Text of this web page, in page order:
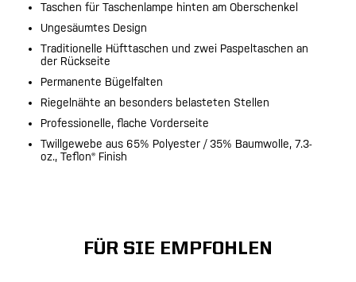
Taschen für Taschenlampe hinten am Oberschenkel
Ungesäumtes Design
Traditionelle Hüfttaschen und zwei Paspeltaschen an
der Rückseite
Permanente Bügelfalten
Riegelnähte an besonders belasteten Stellen
Professionelle, flache Vorderseite
Twillgewebe aus 65% Polyester / 35% Baumwolle, 7.3-
oz., Teflon® Finish
FÜR SIE EMPFOHLEN